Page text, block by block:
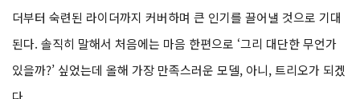
더부터 숙련된 라이더까지 커버하며 큰 인기를 끌어낼 것으로 기대
된다. 솔직히 말해서 처음에는 마음 한편으로 ‘그리 대단한 무언가
있을까?’ 싶었는데 올해 가장 만족스러운 모델, 아니, 트리오가 되겠